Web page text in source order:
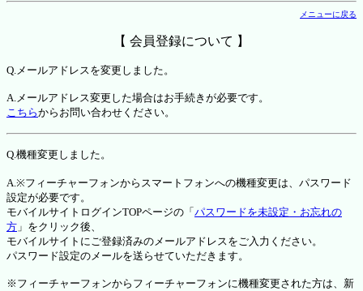
メニューに戻る
【 会員登録について 】
Q.メールアドレスを変更しました。
A.メールアドレス変更した場合はお手続きが必要です。
こちらからお問い合わせください。
Q.機種変更しました。
A.※フィーチャーフォンからスマートフォンへの機種変更は、パスワード
設定が必要です。
モバイルサイトログインTOPページの「 パスワードを未設定・お忘れの
方 」をクリック後、
モバイルサイトにご登録済みのメールアドレスをご入力ください。
パスワード設定のメールを送らせていただきます。
※フィーチャーフォンからフィーチャーフォンに機種変更された方は、新